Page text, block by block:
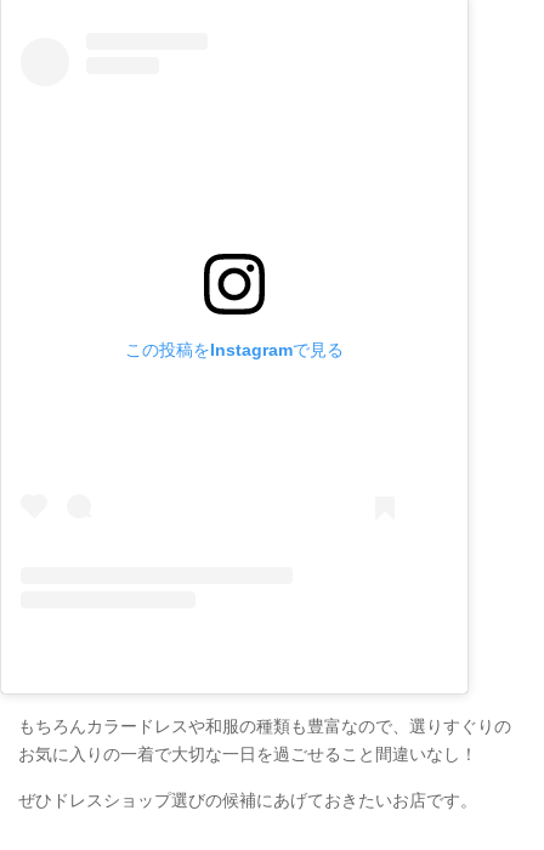
この投稿をInstagramで見る
もちろんカラードレスや和服の種類も豊富なので、選りすぐりの
お気に入りの一着で大切な一日を過ごせること間違いなし！
ぜひドレスショップ選びの候補にあげておきたいお店です。